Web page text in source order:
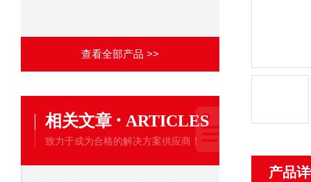
查看全部产品 >>
相关文章 · ARTICLES
致力于成为合格的解决方案供应商！
产品